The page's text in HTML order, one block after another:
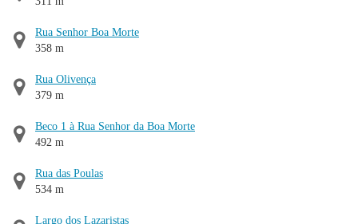
Rua Senhor Boa Morte
358 m
Rua Olivença
379 m
Beco 1 à Rua Senhor da Boa Morte
492 m
Rua das Poulas
534 m
Largo dos Lazaristas